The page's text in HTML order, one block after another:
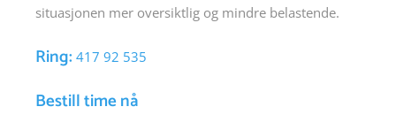
situasjonen mer oversiktlig og mindre belastende.
Ring:417 92 535
Bestill time nå